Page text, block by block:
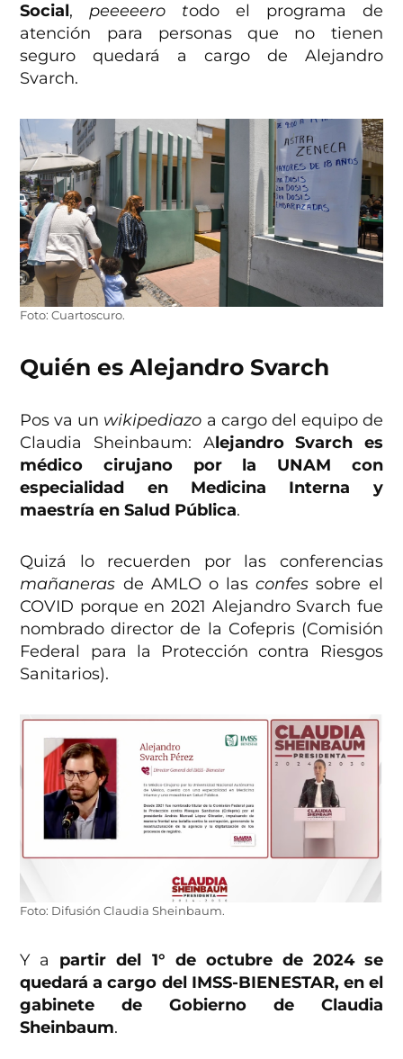
Social, peeeeero todo el programa de
atención para personas que no tienen
seguro quedará a cargo de Alejandro
Svarch.
Foto: Cuartoscuro.
Quién es Alejandro Svarch
Pos va un wikipediazo a cargo del equipo de
Claudia Sheinbaum: Alejandro Svarch es
médico cirujano por la UNAM con
especialidad en Medicina Interna y
maestría en Salud Pública.
Quizá lo recuerden por las conferencias
mañaneras de AMLO o las confes sobre el
COVID porque en 2021 Alejandro Svarch fue
nombrado director de la Cofepris (Comisión
Federal para la Protección contra Riesgos
Sanitarios).
Foto: Difusión Claudia Sheinbaum.
Y a
partir del 1° de octubre de 2024 se
quedará a cargo del IMSS-BIENESTAR, en el
gabinete de Gobierno de Claudia
Sheinbaum.